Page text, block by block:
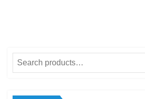
Search
for: